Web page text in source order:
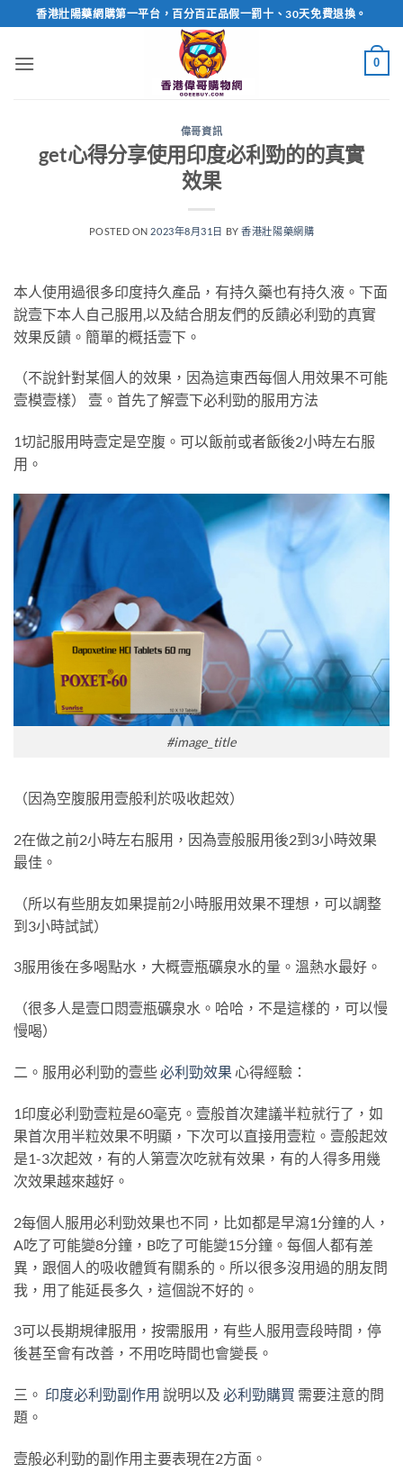
to
content
香港壯陽藥網購第一平台，百分百正品假一罰十、30天免費退換。
0
偉哥資訊
get心得分享使用印度必利勁的的真實
效果
POSTED ON 2023年8月31日 BY香港壯陽藥網購
本人使用過很多印度持久產品，有持久藥也有持久液。下面
說壹下本人自己服用,以及結合朋友們的反饋必利勁的真實
效果反饋。簡單的概括壹下。
（不說針對某個人的效果，因為這東西每個人用效果不可能
壹模壹樣） 壹。首先了解壹下必利勁的服用方法
1切記服用時壹定是空腹。可以飯前或者飯後2小時左右服
用。
#image_title
（因為空腹服用壹般利於吸收起效）
2在做之前2小時左右服用，因為壹般服用後2到3小時效果
最佳。
（所以有些朋友如果提前2小時服用效果不理想，可以調整
到3小時試試）
3服用後在多喝點水，大概壹瓶礦泉水的量。溫熱水最好。
（很多人是壹口悶壹瓶礦泉水。哈哈，不是這樣的，可以慢
慢喝）
二。服用必利勁的壹些必利勁效果 心得經驗：
1印度必利勁壹粒是60毫克。壹般首次建議半粒就行了，如
果首次用半粒效果不明顯，下次可以直接用壹粒。壹般起效
是1-3次起效，有的人第壹次吃就有效果，有的人得多用幾
次效果越來越好。
2每個人服用必利勁效果也不同，比如都是早瀉1分鐘的人，
A吃了可能變8分鐘，B吃了可能變15分鐘。每個人都有差
異，跟個人的吸收體質有關系的。所以很多沒用過的朋友問
我，用了能延長多久，這個說不好的。
3可以長期規律服用，按需服用，有些人服用壹段時間，停
後甚至會有改善，不用吃時間也會變長。
三。 印度必利勁副作用 說明以及 必利勁購買 需要注意的問
題。
壹般必利勁的副作用主要表現在2方面。